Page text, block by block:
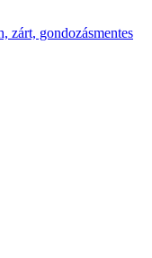
gondozásmentes